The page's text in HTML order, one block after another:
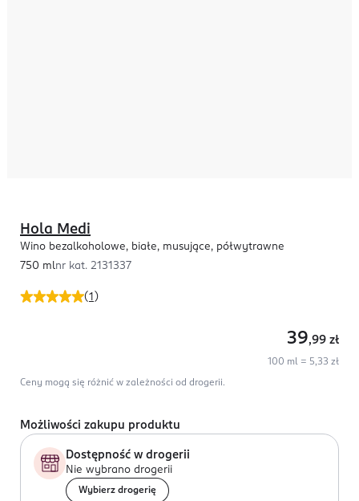
(1 )
Hola Medi
Wino bezalkoholowe, białe, musujące, półwytrawne
750 mlnr kat. 2131337
39,99 zł
100 ml = 5,33 zł
Ceny mogą się różnić w zależności od drogerii.
Możliwości zakupu produktu
Dostępność w drogerii
Nie wybrano drogerii
Wybierz drogerię